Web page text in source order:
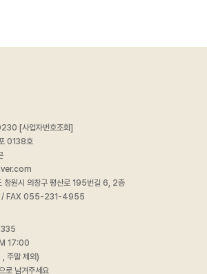
[사업자번호조회]
0138호
창원시 의창구 평산로 195번길 6, 2층
FAX 055-231-4955
17:00
주말 제외)
로 남겨주세요